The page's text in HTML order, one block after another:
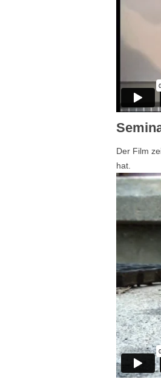
Der Film
hat.